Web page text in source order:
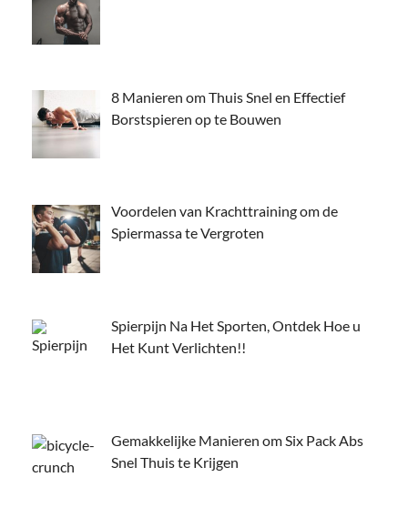
8 Manieren om Thuis Snel en Effectief
Borstspieren op te Bouwen
Voordelen van Krachttraining om de
Spiermassa te Vergroten
Spierpijn Na Het Sporten, Ontdek Hoe u
Het Kunt Verlichten!!
Gemakkelijke Manieren om Six Pack Abs
Snel Thuis te Krijgen